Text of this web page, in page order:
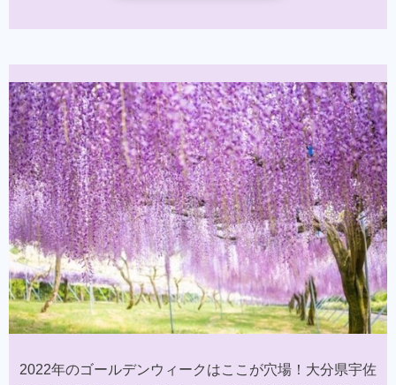
2022年のゴールデンウィークはここが穴場！大分県宇佐